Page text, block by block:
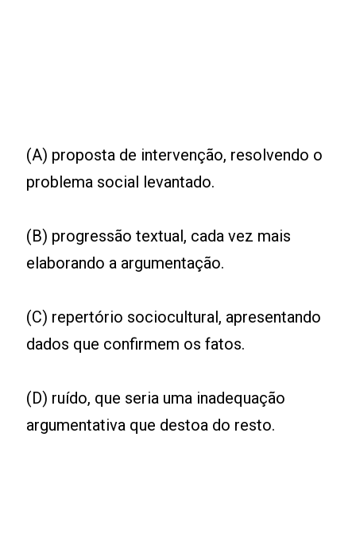
(A) proposta de intervenção, resolvendo o
problema social levantado.
(B) progressão textual, cada vez mais
elaborando a argumentação.
(C) repertório sociocultural, apresentando
dados que confirmem os fatos.
(D) ruído, que seria uma inadequação
argumentativa que destoa do resto.